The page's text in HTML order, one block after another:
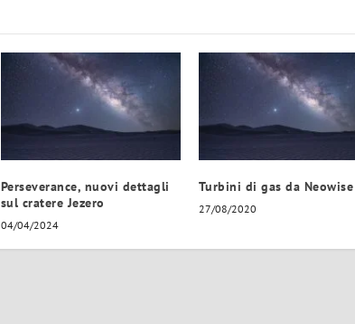
Perseverance, nuovi dettagli
sul cratere Jezero
04/04/2024
Turbini di gas da Neowise
27/08/2020